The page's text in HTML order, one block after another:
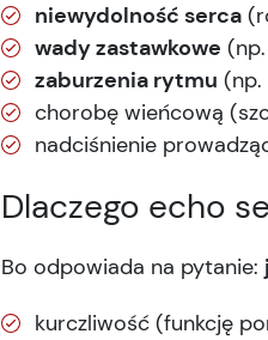
niewydolność serca
wady zastawkowe
zaburzenia rytmu (np.
chorobę wieńcową
nadciśnienie
Dlaczego echo
Bo odpowiada na pytanie:
kurczliwość (funkcję